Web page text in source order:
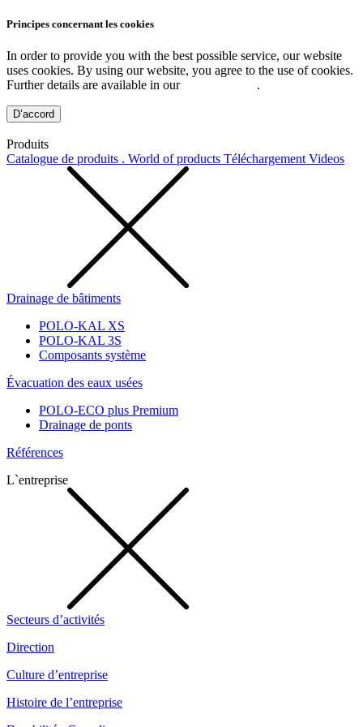
Principes concernant les cookies
In order to provide you with the best possible service, our website
uses cookies. By using our website, you agree to the use of cookies.
Further details are available in our
.
D’accord
Produits
Catalogue de produits . World of products Téléchargement Videos
Drainage de bâtiments
POLO-KAL XS
POLO-KAL 3S
Composants système
Évacuation des eaux usées
POLO-ECO plus Premium
Drainage de ponts
Références
L`entreprise
Secteurs d’activités
Direction
Culture d’entreprise
Histoire de l’entreprise